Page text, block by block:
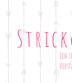
Strick
Ich